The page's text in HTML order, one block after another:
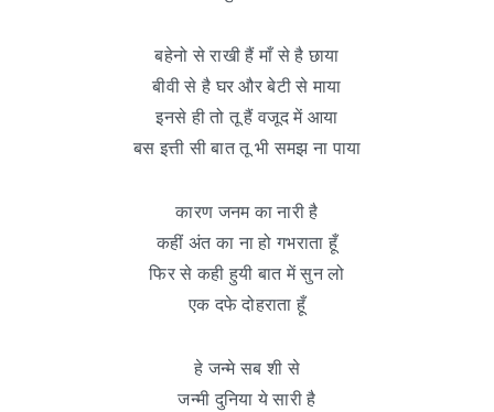
बहेनो से राखी हैं माँ से है छाया
बीवी से है घर और बेटी से माया
इनसे ही तो तू हैं वजूद में आया
बस इत्ती सी बात तू भी समझ ना पाया
कारण जनम का नारी है
कहीं अंत का ना हो गभराता हूँ
फिर से कही हुयी बात में सुन लो
एक दफे दोहराता हूँ
हे जन्मे सब शी से
जन्मी दुनिया ये सारी है